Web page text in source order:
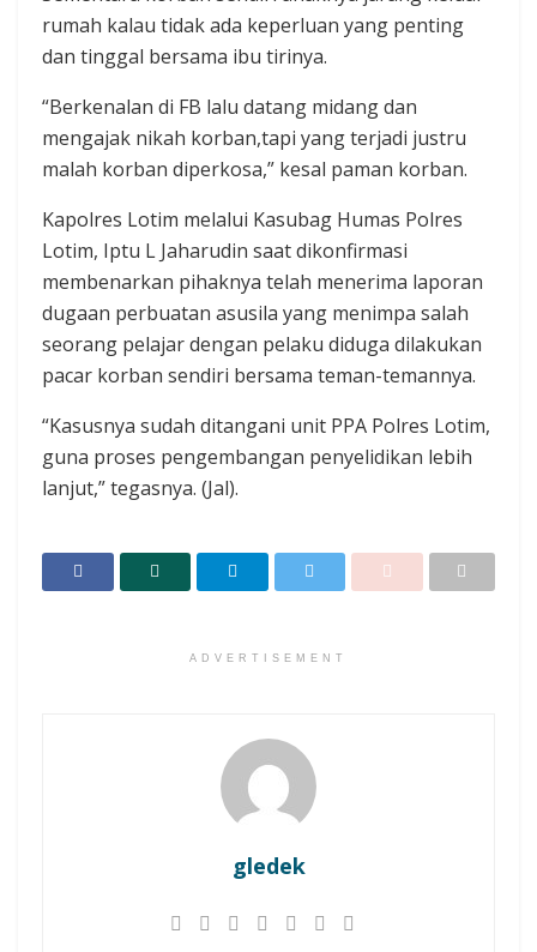
rumah kalau tidak ada keperluan yang penting
dan tinggal bersama ibu tirinya.
“Berkenalan di FB lalu datang midang dan
mengajak nikah korban,tapi yang terjadi justru
malah korban diperkosa,” kesal paman korban.
Kapolres Lotim melalui Kasubag Humas Polres
Lotim, Iptu L Jaharudin saat dikonfirmasi
membenarkan pihaknya telah menerima laporan
dugaan perbuatan asusila yang menimpa salah
seorang pelajar dengan pelaku diduga dilakukan
pacar korban sendiri bersama teman-temannya.
“Kasusnya sudah ditangani unit PPA Polres Lotim,
guna proses pengembangan penyelidikan lebih
lanjut,” tegasnya. (Jal).
ADVERTISEMENT
gledek